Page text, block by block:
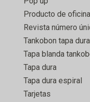
Producto de oficina
Revista número
Tankobon tapa dura
Tapa blanda
Tapa dura
Tapa dura espiral
Tarjetas